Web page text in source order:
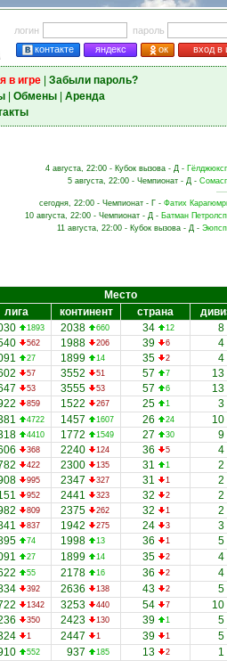
логин
пароль
контакте
яндекс ок вход в
в игре| Забыли пароль?
| Обмены| Аренда
4 августа, 22:00 - Кубок вызова - Д -
5 августа, 22:00 - Чемпионат - Д -
сегодня, 22:00 - Чемпионат - Г - Фатих
10 августа, 22:00 - Чемпионат - Д - Батман
11 августа, 22:00 - Кубок вызова - Д -
Место
лига
континент страна
1893 660
2038 12
34
8
562 206
1988 6
39
4
27 14
1899 2
35
4
57 51
3552 7
57
13
53 53
3555 6
57
13
859 267
1522 1
25
3
4722 1607
1457 24
26
10
4410 1549
1772 30
27
9
368 124
2240 5
36
4
422 135
2300 1
31
2
995 327
2347 1
31
2
952 323
2441 2
32
2
809 262
2375 1
32
2
837 275
1942 3
24
3
74 13
1998 1
36
5
27 14
1899 2
35
4
55 16
2178 2
36
4
392 138
2636 2
43
5
1342 440
3253 7
54
10
350 130
2423 1
39
5
1 1
2447 1
39
5
552 185
937 2
13
1